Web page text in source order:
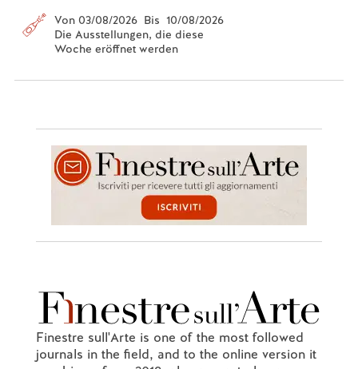
Von 03/08/2026 Bis 10/08/2026
Die Ausstellungen, die diese
Woche eröffnet werden
Finestre sull'Arte is one of the most followed
journals in the field, and to the online version it